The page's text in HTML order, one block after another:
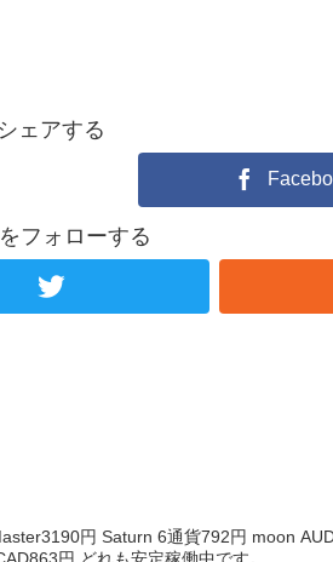
シェアする
フォローする
円 Saturn 6通貨792円 moon